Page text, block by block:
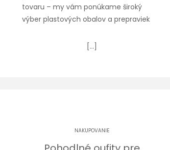
tovaru – my vám ponúkame široký
výber plastových obalov a prepraviek
[…]
NAKUPOVANIE